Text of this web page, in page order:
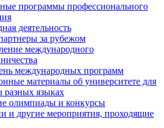
программы профессионального
деятельность
за рубежом
международного
международных программ
материалы об университете для
разных языках
олимпиады и конкурсы
и другие мероприятия, проходящие